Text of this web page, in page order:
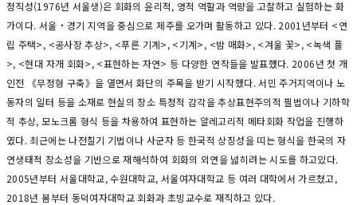
정직성(1976년 서울생)은 회화의 윤리적, 영적 역할과 역량을 고찰하고 실험하는 화
가이다. 서울‧경기 지역을 중심으로 제주를 오가며 활동하고 있다. 2001년부터 <연
립 주택>, <공사장 추상>, <푸른 기계>, <기계>, <밤 매화>, <겨울 꽃>, <녹색 풀
>, <현대 자개 회화>, <표현하는 자연> 등 다양한 연작들을 발표했다. 2006년 첫 개
인전 《무정형 구축》을 열면서 화단의 주목을 받기 시작했다. 서민 주거지역이나 노
동자의 일터 등을 소재로 현실의 장소 특정적 감각을 추상표현주의적 필법이나 기하학
적 추상, 모노크롬 형식 등을 차용하여 표현하는 알레고리적 메타회화 작업을 진행하
였다. 최근에는 나전칠기 기법이나 사군자 등 한국적 상징성을 띠는 형식을 한국의 자
연생태적 장소성을 기반으로 재해석하여 회화의 외연을 넓히려는 시도를 하고있다.
2005년부터 서울대학교, 수원대학교, 서울여자대학교 등 여러 대학에서 가르쳤고,
2018년 봄부터 동덕여자대학교 회화과 초빙교수로 재직하고 있다.